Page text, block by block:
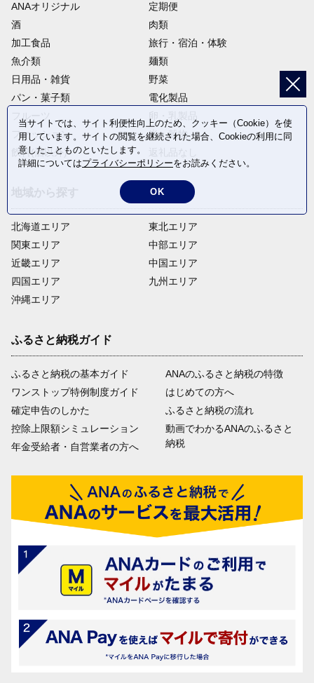
ANAオリジナル
定期便
酒
肉類
加工食品
旅行・宿泊・体験
魚介類
麺類
日用品・雑貨
野菜
パン・菓子類
電化製品
ファッション
米・穀物
飲料(酒以外)
北海道エリア
関東エリア
近畿エリア
四国エリア
沖縄エリア
東北エリア
中部エリア
中国エリア
九州エリア
ふるさと納税ガイド
ふるさと納税の基本ガイド
ワンストップ特例制度ガイド
確定申告のしかた
控除上限額シミュレーション
年金受給者・自営業者の方へ
ANAのふるさと納税の特徴
はじめての方へ
ふるさと納税の流れ
動画でわかるANAのふるさと
納税
当サイトでは、サイト利便性向上のため、クッキー（Cookie）を使
用しています。サイトの閲覧を継続された場合、Cookieの利用に同
意したことものといたします。
詳細についてはプライバシーポリシーをお読みください。
OK